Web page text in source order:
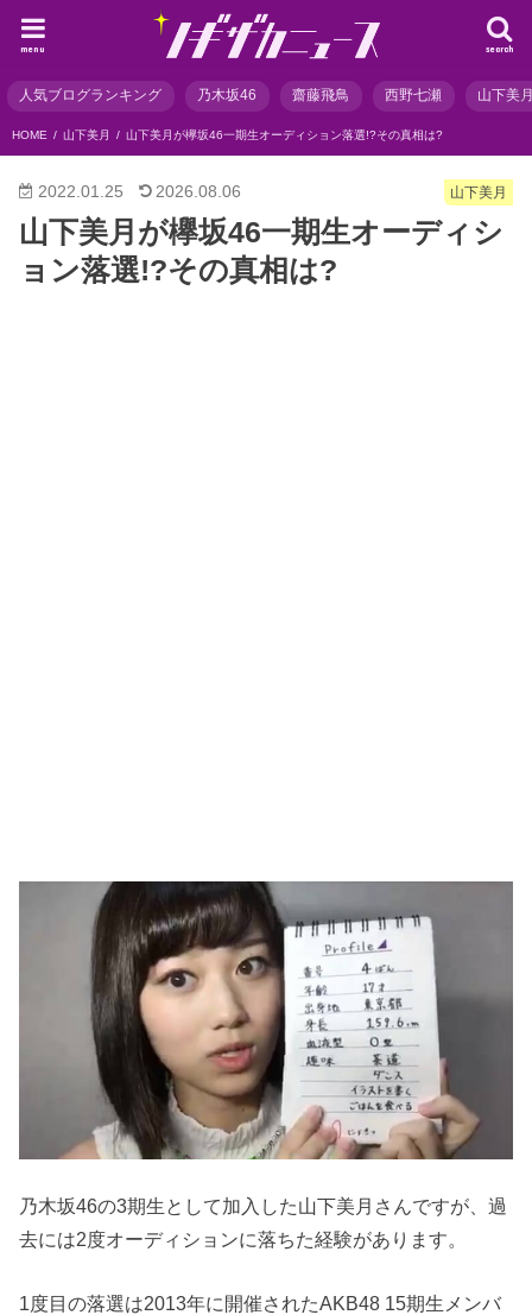
search
menu
人気ブログランキング 乃木坂46 齋藤飛鳥 西野七瀬 山下美
HOME 山下美月 山下美月が欅坂46一期生オーディション落選!?その真相は?
山下美月
2022.01.25 2026.08.06
山下美月が欅坂46一期生オーディシ
ョン落選!?その真相は?
乃木坂46の3期生として加入した山下美月さんですが、過
去には2度オーディションに落ちた経験があります。
1度目の落選は2013年に開催されたAKB48 15期生メンバ